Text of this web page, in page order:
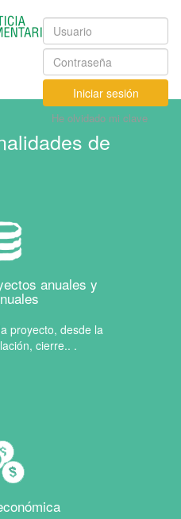
Iniciar sesión
He olvidado mi clave
de
anuales y
proyecto, desde la
cierre.. .